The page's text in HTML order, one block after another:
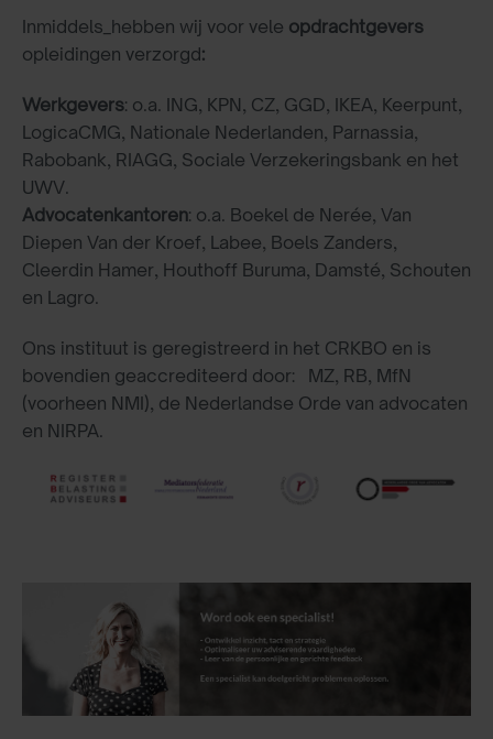
Inmiddels_hebben wij voor vele opdrachtgevers
opleidingen verzorgd:
Werkgevers: o.a. ING, KPN, CZ, GGD, IKEA, Keerpunt,
LogicaCMG, Nationale Nederlanden, Parnassia,
Rabobank, RIAGG, Sociale Verzekeringsbank en het
UWV.
Advocatenkantoren: o.a. Boekel de Nerée, Van
Diepen Van der Kroef, Labee, Boels Zanders,
Cleerdin Hamer, Houthoff Buruma, Damsté, Schouten
en Lagro.
Ons instituut is geregistreerd in het CRKBO en is
bovendien geaccrediteerd door: MZ, RB, MfN
(voorheen NMI), de Nederlandse Orde van advocaten
en NIRPA.